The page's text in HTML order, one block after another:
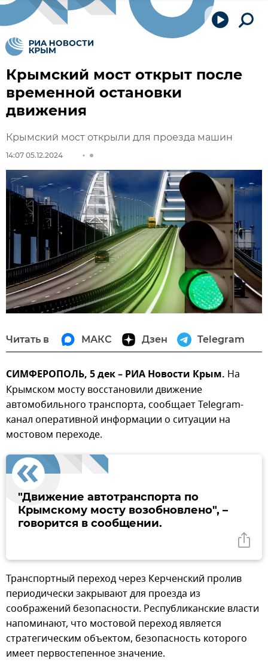
Крымский мост открыт после
временной остановки
движения
Крымский мост открыли для проезда машин
14:07 05.12.2024
Читать в МАКС Дзен Telegram
СИМФЕРОПОЛЬ, 5 дек – РИА Новости Крым. На
Крымском мосту восстановили движение
автомобильного транспорта, сообщает Telegram-
канал оперативной информации о ситуации на
мостовом переходе.
"Движение автотранспорта по
Крымскому мосту возобновлено", –
говорится в сообщении.
Транспортный переход через Керченский пролив
периодически закрывают для проезда из
соображений безопасности. Республиканские власти
напоминают, что мостовой переход является
стратегическим объектом, безопасность которого
имеет первостепенное значение.